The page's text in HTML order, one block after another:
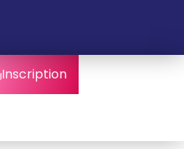
Inscription